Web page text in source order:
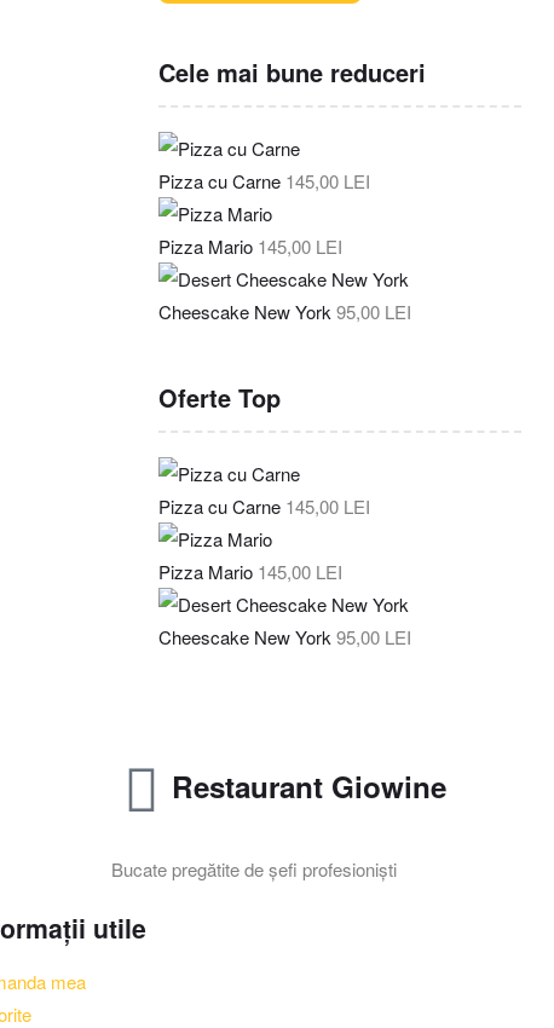
Cele mai bune reduceri
Pizza cu Carne 145,00 LEI
Pizza Mario 145,00 LEI
Cheescake New York95,00 LEI
Oferte Top
Pizza cu Carne 145,00 LEI
Pizza Mario 145,00 LEI
Cheescake New York 95,00 LEI
Restaurant Giowine
Bucate pregătite de șefi profesioniști
utile
mea